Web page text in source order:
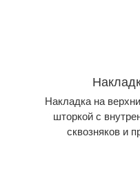
Накладка на
шторкой с
сквозняков и